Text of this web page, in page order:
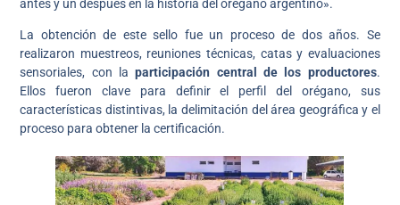
antes y un después en la historia del orégano argentino».
La obtención de este sello fue un proceso de dos años. Se
realizaron muestreos, reuniones técnicas, catas y evaluaciones
sensoriales, con laparticipación central de los productores.
Ellos fueron clave para definir el perfil del orégano, sus
características distintivas, la delimitación del área geográfica y el
proceso para obtener la certificación.